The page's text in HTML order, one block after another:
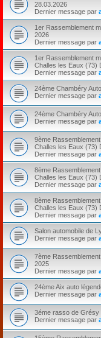
28.03.2026
Dernier message par
1er Rassemblement
2026
Dernier message par
1er Rassemblement
Challes les Eaux (73)
Dernier message par
24ème Chambéry
Dernier message par
24ème Chambéry
Dernier message par
9ème
Challes les Eaux (73)
Dernier message par
8ème
Challes les Eaux (73)
Dernier message par
8ème
Challes les Eaux (73)
Dernier message par
Salon automobile de
Dernier message par
7ème
2025
Dernier message par
24ème Aix auto
Dernier message par
3éme rasso de Grésy
Dernier message par